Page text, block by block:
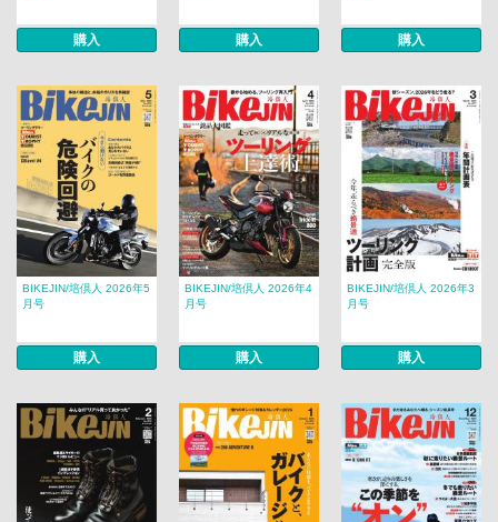
購入 購入 購入
BIKEJIN/培倶人 2026年5
月号
購入
BIKEJIN/培倶人 2026年4
月号
購入
BIKEJIN/培倶人 2026年3
月号
購入